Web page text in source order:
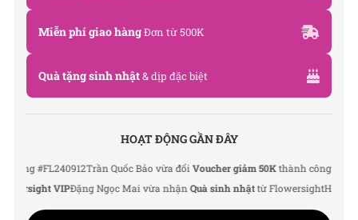
Hotline: 093 407 2575
Email: info@flowersight.com
Website: https://flowersight.com/
Đánh giá product này
Miễn phí giao hàngĐơn từ 500K
Quà tặng sinh nhật& dịp đặc biệt
HOẠT ĐỘNG GẦN ĐÂY
Trần Quốc Bảo vừa đổiVoucher giảm 50Kthành côngLê Thu Hà
VIPĐặng Ngọc Mai vừa nhậnQuà sinh nhậttừ FlowersightHoàng Đức